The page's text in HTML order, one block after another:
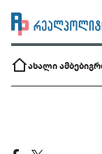
ახალი ამბები